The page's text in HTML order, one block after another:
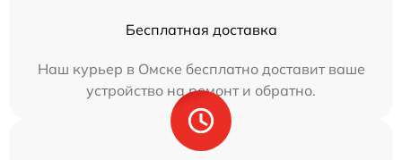
Бесплатная доставка
Наш курьер в Омске бесплатно доставит ваше
устройство на ремонт и обратно.